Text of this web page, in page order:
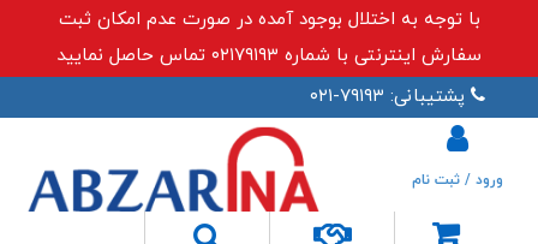
با توجه به اختلال بوجود آمده در صورت عدم امکان ثبت
سفارش اینترنتی با شماره ۰۲۱۷۹۱۹۳ تماس حاصل نمایید
پشتیبانی: ۷۹۱۹۳-۰۲۱
جستجو
ورود / ثبت نام